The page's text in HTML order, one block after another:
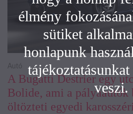
A Bugatti Destrier egy
Bolide, ami a pályaautók
öltözteti egyedi
Autó
élmény
sütiket
honlapunk
veszi.